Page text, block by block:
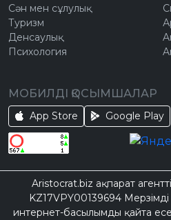
Сән мен сұлулық
Туризм
Денсаулық
Психология
МОБИЛДІ ҚОСЫМШАЛАР
App Store Google Play
Aristocrat.biz ақпарат
KZ17VPY00139694
интернет-басылымды қайта